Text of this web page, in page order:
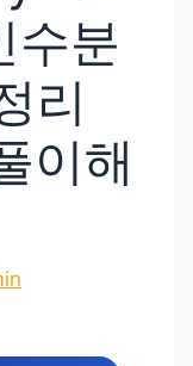
수분
리
이해